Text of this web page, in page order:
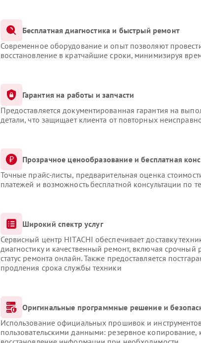
Бесплатная диагностика и быстрый ремонт
Современное оборудование и опыт позволяют
восстановление в кратчайшие сроки, минимизируя
Гарантия на работы и запчасти
Предоставляется документированная гарантия на
детали, что защищает клиента от повторных
Прозрачное ценообразование и бесплатная
Точные прайс-листы, предварительная оценка
платежей и возможность бесплатной консультации по
Широкий спектр услуг
Сервисный центр HITACHI обеспечивает доставку
диагностику и качественный ремонт, включая срочный
статус ремонта онлайн. Также предоставляется
продления срока службы техники
Оригинальные программные решение и
Использование официальных прошивок и
пользовательскими данными: резервное копирование,